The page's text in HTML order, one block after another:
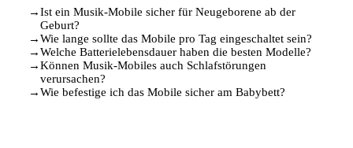
→Ist ein Musik-Mobile sicher für Neugeborene ab der
Geburt?
→Wie lange sollte das Mobile pro Tag eingeschaltet sein?
→Welche Batterielebensdauer haben die besten Modelle?
→Können Musik-Mobiles auch Schlafstörungen
verursachen?
→Wie befestige ich das Mobile sicher am Babybett?